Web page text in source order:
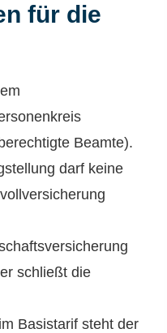
für die
Beamte).
darf keine
schließt die
Basistarif steht der